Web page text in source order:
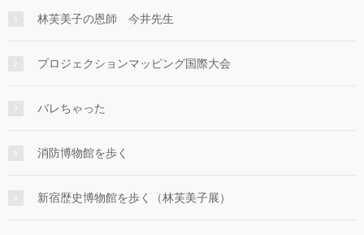
林芙美子の恩師 今井先生
プロジェクションマッピング国際大会
バレちゃった
消防博物館を歩く
新宿歴史博物館を歩く（林芙美子展）